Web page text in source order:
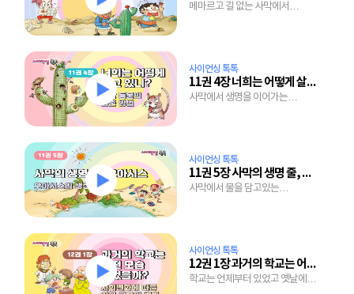
메마르고 길 없는 사막에서
사이언싱 톡톡
11권 4장 너희는 어떻게 살고 있니?
사막에서 생명을 이어가는
사이언싱 톡톡
11권 5장 사막의 생명 줄, 오아시스
사막에서 물을 담고있는
사이언싱 톡톡
12권 1장 과거의 학교는 어떤 모습이었을까?
학교는 언제부터 있었고 옛날에는